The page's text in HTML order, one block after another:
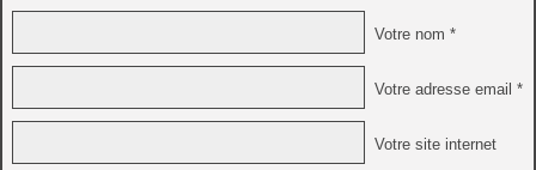
Votre nom *
Votre adresse email *
Votre site internet